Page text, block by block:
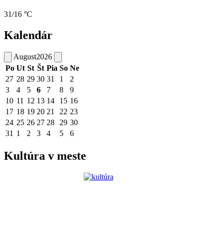
31/16 °C
Kalendár
August2026
Po Ut St Št Pia So Ne
27 28 29 30 31 1
2
3
4 5 6 7 8
9
10 11 12 13 14 15 16
17 18 19 20 21 22 23
24 25 26 27 28 29 30
31 1 2 3 4 5 6
Kultúra v meste